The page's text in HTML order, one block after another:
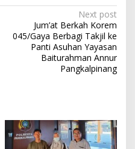
Next post
Jum’at Berkah Korem
045/Gaya Berbagi Takjil ke
Panti Asuhan Yayasan
Baiturahman Annur
Pangkalpinang